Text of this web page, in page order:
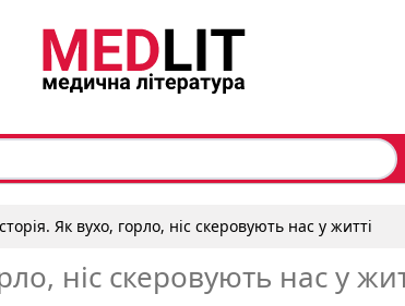
Як вухо, горло, ніс скеровують нас у житті
ніс скеровують нас у